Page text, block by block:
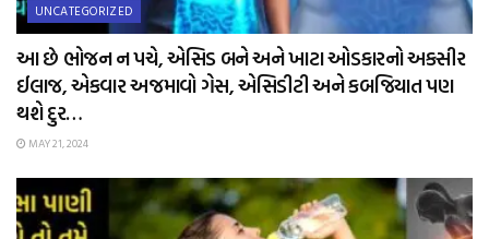
UNCATEGORIZED
આ છે ભોજન ન પચે, એસિડ બને અને ખાટા ઓડકારનો અકસીર
ઈલાજ, એકવાર અજમાવો ગેસ, એસિડીટી અને કબજિયાત પણ
થશે દુર…
MAY 21, 2024